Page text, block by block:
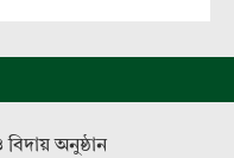
অনুষ্ঠান